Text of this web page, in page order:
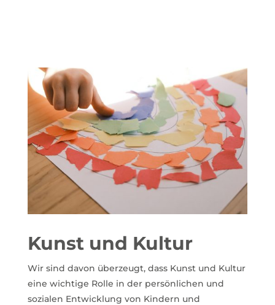
Kunst und Kultur
Wir sind davon überzeugt, dass Kunst und Kultur
eine wichtige Rolle in der persönlichen und
sozialen Entwicklung von Kindern und